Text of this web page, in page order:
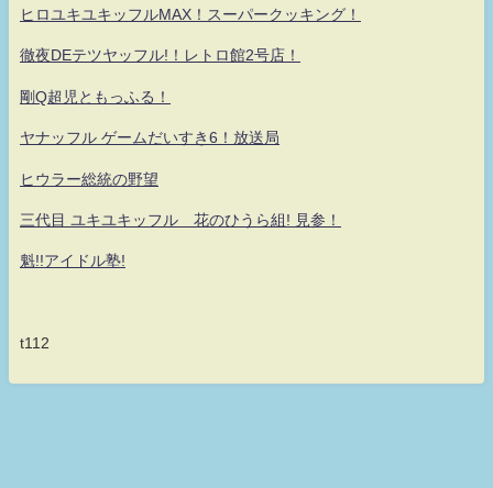
ヒロユキユキッフルMAX！スーパークッキング！
徹夜DEテツヤッフル!！レトロ館2号店！
剛Q超児ともっふる！
ヤナッフル ゲームだいすき6！放送局
ヒウラー総統の野望
三代目 ユキユキッフル 花のひうら組! 見参！
魁!!アイドル塾!
t112